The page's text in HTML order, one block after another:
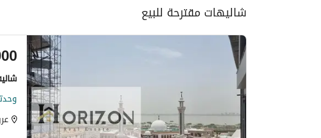
شاليهات مقترحة للبيع
وحدتك 169 م في قلب سموحه فيو